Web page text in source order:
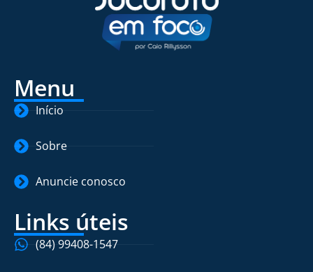
Menu
Início
Sobre
Anuncie conosco
Links úteis
(84) 99408-1547